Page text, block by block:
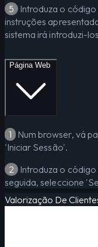
5 Introduza o código
instruções
sistema irá introduzi-
Página Web
1 Num browser, vá
'Iniciar Sessão'.
2 Introduza o
seguida, seleccione
Valorização De